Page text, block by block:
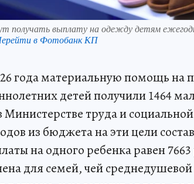
получать выплату на одежду детям
в Фотобанк КП
года материальную помощь на
детей получили 1464
труда и
из бюджета на эти цели
на одного ребенка равен
для семей, чей